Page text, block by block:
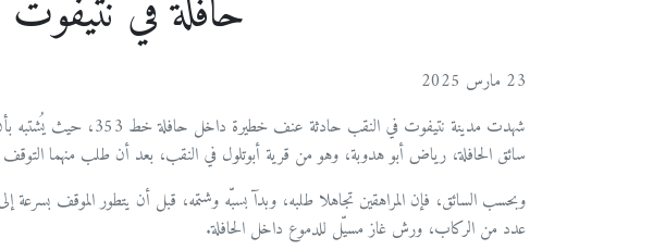
حافلة في نتيفوت
23 مارس 2025
شهدت مدينة نتيفوت في النقب
سائق الحافلة، رياض أبو هدوبة، وهو من قرية أبوتلول في النقب، بعد أن طلب منهما
وبحسب السائق، فإن المراهقين تجاهلا طلبه، وبدآ بسبّه وشتمه، قبل أن يتطور الموقف
عدد من الركاب، ورش غاز مسيّل للدموع داخل الحافلة.